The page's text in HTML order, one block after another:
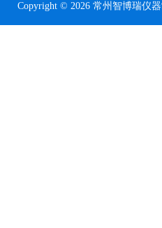
Copyright © 2026 常州智博瑞仪